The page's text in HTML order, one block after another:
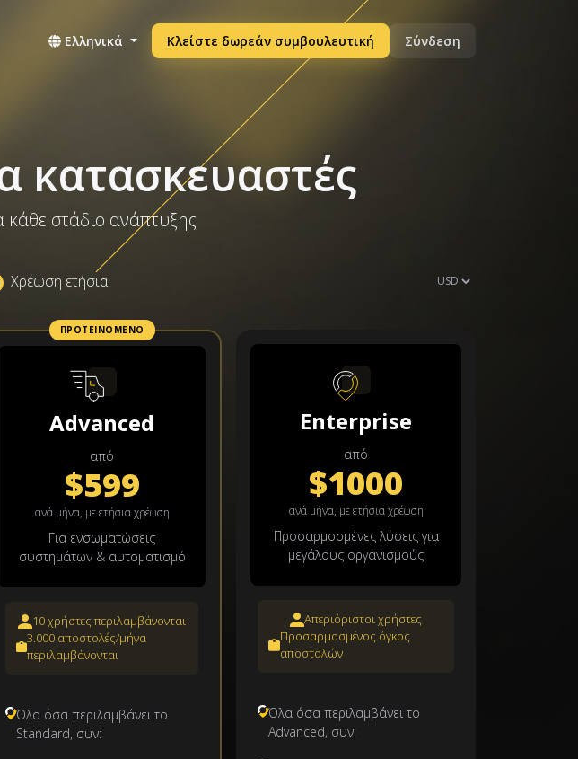
Ελληνικά Κλείστε δωρεάν συμβουλευτική Σύνδεση
κατασκευαστές
κάθε στάδιο ανάπτυξης
Χρέωση ετήσια
ΠΡΟΤΕΙΝΌΜΕΝΟ
Advanced
από
$599
ανά μήνα, με ετήσια χρέωση
Για ενσωματώσεις
συστημάτων & αυτοματισμό
10 χρήστες περιλαμβάνονται
3.000 αποστολές/μήνα
περιλαμβάνονται
Όλα όσα περιλαμβάνει το
Standard, συν:
Enterprise
από
$1000
ανά μήνα, με ετήσια χρέωση
Προσαρμοσμένες λύσεις για
μεγάλους οργανισμούς
Απεριόριστοι χρήστες
Προσαρμοσμένος όγκος
αποστολών
Όλα όσα περιλαμβάνει το
Advanced, συν: